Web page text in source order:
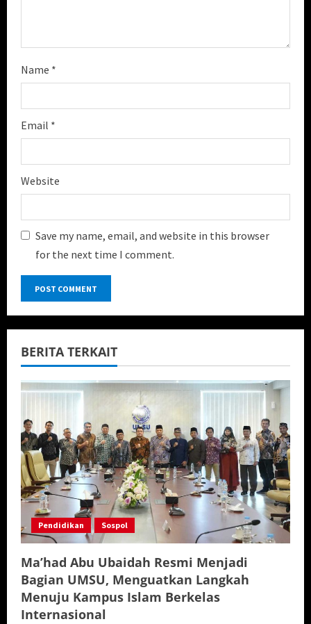
Name *
Email *
Website
Save my name, email, and website in this browser
for the next time I comment.
BERITA TERKAIT
Pendidikan Sospol
Ma’had Abu Ubaidah Resmi Menjadi
Bagian UMSU, Menguatkan Langkah
Menuju Kampus Islam Berkelas
Internasional